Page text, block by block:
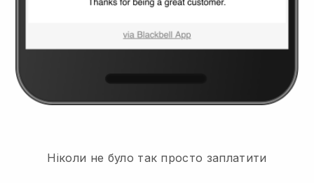
Ніколи не було так просто заплатити